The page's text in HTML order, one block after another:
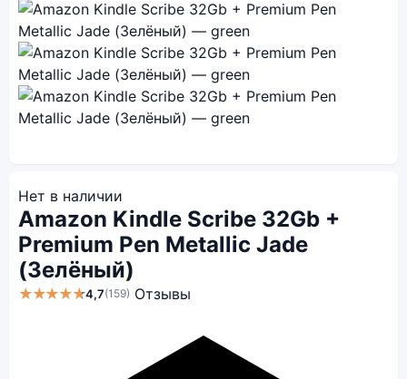
Нет в наличии
Amazon Kindle Scribe 32Gb +
Premium Pen Metallic Jade
(Зелёный)
★★★★★4,7(159) Отзывы